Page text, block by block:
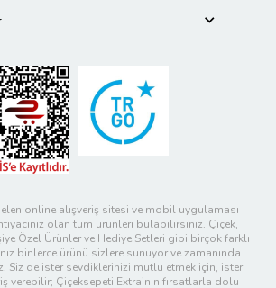
online alışveriş sitesi ve mobil uygulaması
olan tüm ürünleri bulabilirsiniz. Çiçek,
Özel Ürünler ve Hediye Setleri gibi birçok farklı
binlerce ürünü sizlere sunuyor ve zamanında
Siz de ister sevdiklerinizi mutlu etmek için, ister
verebilir; Çiçeksepeti Extra’nın fırsatlarla dolu